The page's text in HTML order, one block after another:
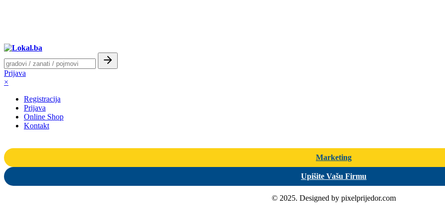
Prijava
×
Registracija
Prijava
Online Shop
Kontakt
Marketing
Upišite Vašu Firmu
© 2025. Designed by pixelprijedor.com